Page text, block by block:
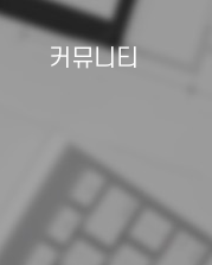
커뮤니티